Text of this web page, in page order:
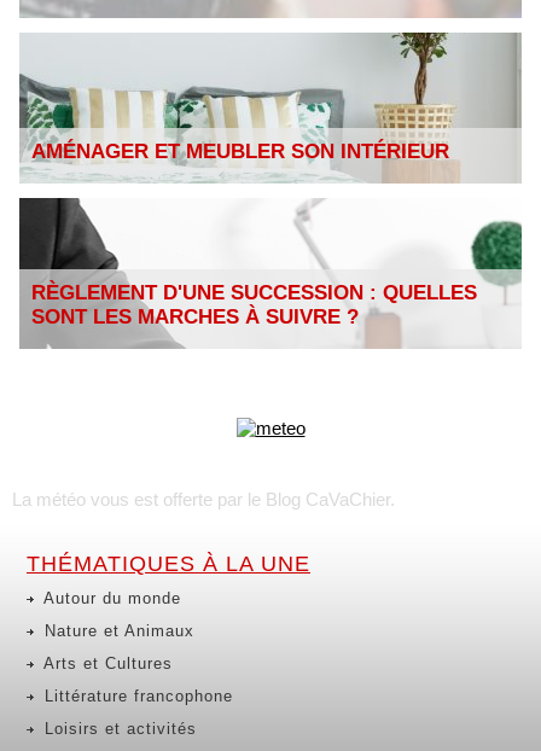
AMÉNAGER ET MEUBLER SON INTÉRIEUR
RÈGLEMENT D'UNE SUCCESSION : QUELLES
SONT LES MARCHES À SUIVRE ?
La météo vous est offerte par le Blog CaVaChier.
THÉMATIQUES À LA UNE
Autour du monde
Nature et Animaux
Arts et Cultures
Littérature francophone
Loisirs et activités